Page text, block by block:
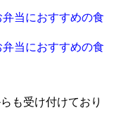
当におすすめの食
当におすすめの食
も受け付けており